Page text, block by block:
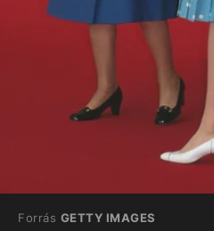
Forrás GETTY IMAGES